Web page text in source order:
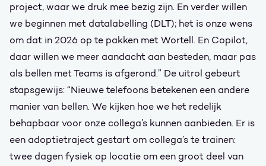
project, waar we druk mee bezig zijn. En verder willen
we beginnen met datalabelling (DLT); het is onze wens
om dat in 2026 op te pakken met Wortell. En Copilot,
daar willen we meer aandacht aan besteden, maar pas
als bellen met Teams is afgerond.” De uitrol gebeurt
stapsgewijs: “Nieuwe telefoons betekenen een andere
manier van bellen. We kijken hoe we het redelijk
behapbaar voor onze collega’s kunnen aanbieden. Er is
een adoptietraject gestart om collega’s te trainen:
twee dagen fysiek op locatie om een groot deel van